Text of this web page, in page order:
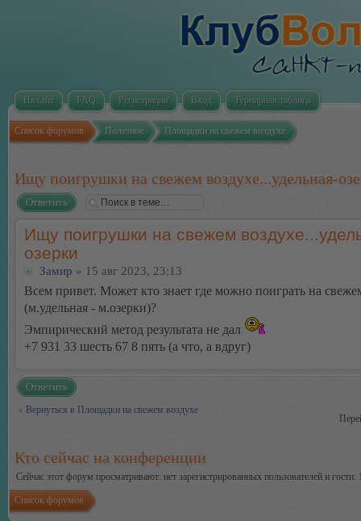
На сайт FAQ Регистрация Вход Турнирная таблица
Список форумов Полезное Площадки на свежем воздухе
Ищу поигрушки на свежем воздухе...удельная-
Ответить
Ищу поигрушки на свежем
озерки
Замир » 15 авг 2023, 23:13
Всем привет. Может кто знает где можно поиграть на
(м.удельная - м.озерки)?
Эмпирический метод результата не дал
+7 931 33 шесть 67 8 пять (а что, а вдруг)
Ответить
Вернуться в Площадки на свежем воздухе
Кто сейчас на конференции
Сейчас этот форум просматривают: нет зарегистрированных пользователей и гости:
Список форумов